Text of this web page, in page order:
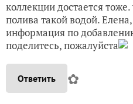
коллекции достается
полива такой водой.
информация по
поделитесь, пожалуйста
Ответить ✿